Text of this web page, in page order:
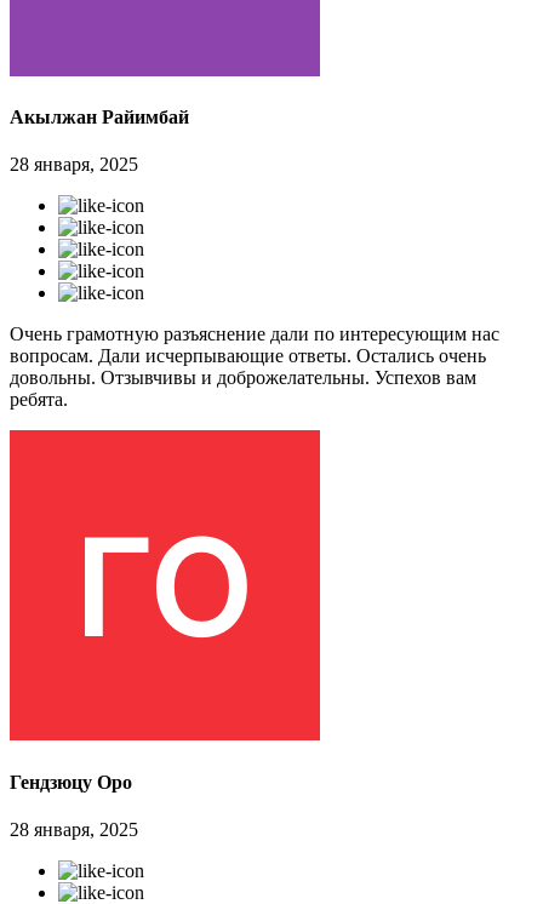
Акылжан Райимбай
28 января, 2025
Очень грамотную разъяснение дали по интересующим нас
вопросам. Дали исчерпывающие ответы. Остались очень
довольны. Отзывчивы и доброжелательны. Успехов вам
ребята.
Гендзюцу Оро
28 января, 2025